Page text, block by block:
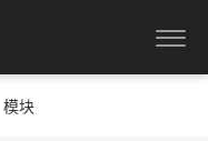
模块